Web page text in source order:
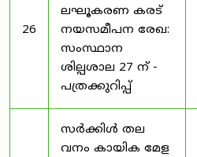
26
ലഘൂകരണ കരട്
നയസമീപന രേഖ:
സംസ്ഥാന
ശില്പശാല 27 ന് -
പത്രക്കുറിപ്പ്
സർക്കിൾ തല
വനം കായിക മേള